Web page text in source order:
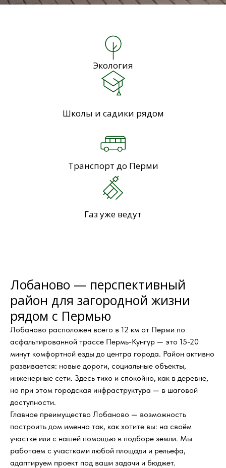
Экология
Школы и садики рядом
Транспорт до Перми
Газ уже ведут
Лобаново — перспективный
район для загородной жизни
рядом с Пермью
Лобаново расположен всего в 12 км от Перми по
асфальтированной трассе Пермь-Кунгур — это 15-20
минут комфортной езды до центра города. Район активно
развивается: новые дороги, социальные объекты,
инженерные сети. Здесь тихо и спокойно, как в деревне,
но при этом городская инфраструктура — в шаговой
доступности.
Главное преимущество Лобаново — возможность
построить дом именно так, как хотите вы: на своём
участке или с нашей помощью в подборе земли. Мы
работаем с участками любой площади и рельефа,
адаптируем проект под ваши задачи и бюджет.